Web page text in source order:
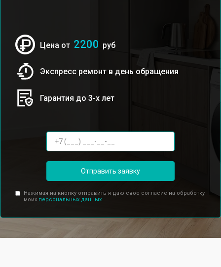
Цена от 2200 руб
Экспресс ремонт в день обращения
Гарантия до 3-х лет
Отправить заявку
Нажимая на кнопку отправить я даю свое согласие на обработку
моих персональных данных.